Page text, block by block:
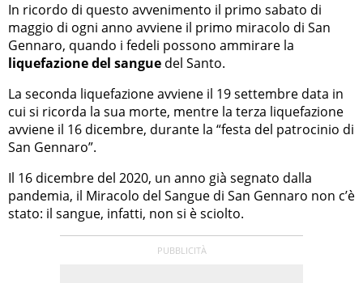
In ricordo di questo avvenimento il primo sabato di
maggio di ogni anno avviene il primo miracolo di San
Gennaro, quando i fedeli possono ammirare la
liquefazione del sangue del Santo.
La seconda liquefazione avviene il 19 settembre data in
cui si ricorda la sua morte, mentre la terza liquefazione
avviene il 16 dicembre, durante la “festa del patrocinio di
San Gennaro”.
Il 16 dicembre del 2020, un anno già segnato dalla
pandemia, il Miracolo del Sangue di San Gennaro non c’è
stato: il sangue, infatti, non si è sciolto.